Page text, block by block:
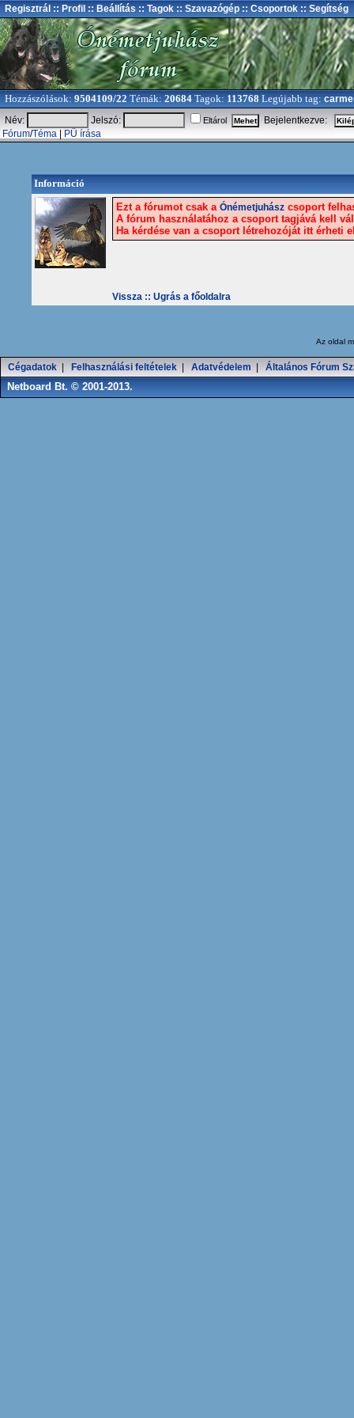
Regisztrál :: Profil :: Beállítás :: Tagok :: Szavazógép :: Csoportok :: Segítség
Hozzászólások: 9504109/22 Témák: 20684 Tagok: 113768 Legújabb tag:
Név:
Jelszó: Eltárol
Bejelentkezve:
Fórum/Téma PÜ írása
Információ
Ezt a fórumot csak a Ónémetjuhász csoport
A fórum használatához a csoport tagjává kell
Ha kérdése van a csoport létrehozóját itt érheti
Vissza :: Ugrás a főoldalra
Az oldal
Cégadatok Felhasználási feltételek Adatvédelem Általános Fórum
Netboard Bt. © 2001-2013.